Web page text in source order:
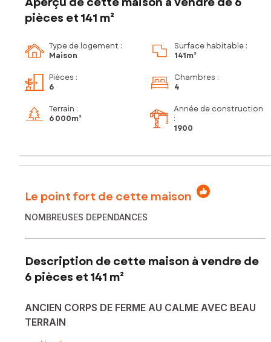
pièces et 141 m²
Type de logement :
Maison
Surface habitable :
141m²
Pièces :
6
Chambres :
4
Terrain :
6 000m²
Année de construction
:
1900
Le point fort de cette maison
NOMBREUSES DEPENDANCES
Description de cette maison à vendre de
6 pièces et 141 m²
ANCIEN CORPS DE FERME AU CALME AVEC BEAU
TERRAIN